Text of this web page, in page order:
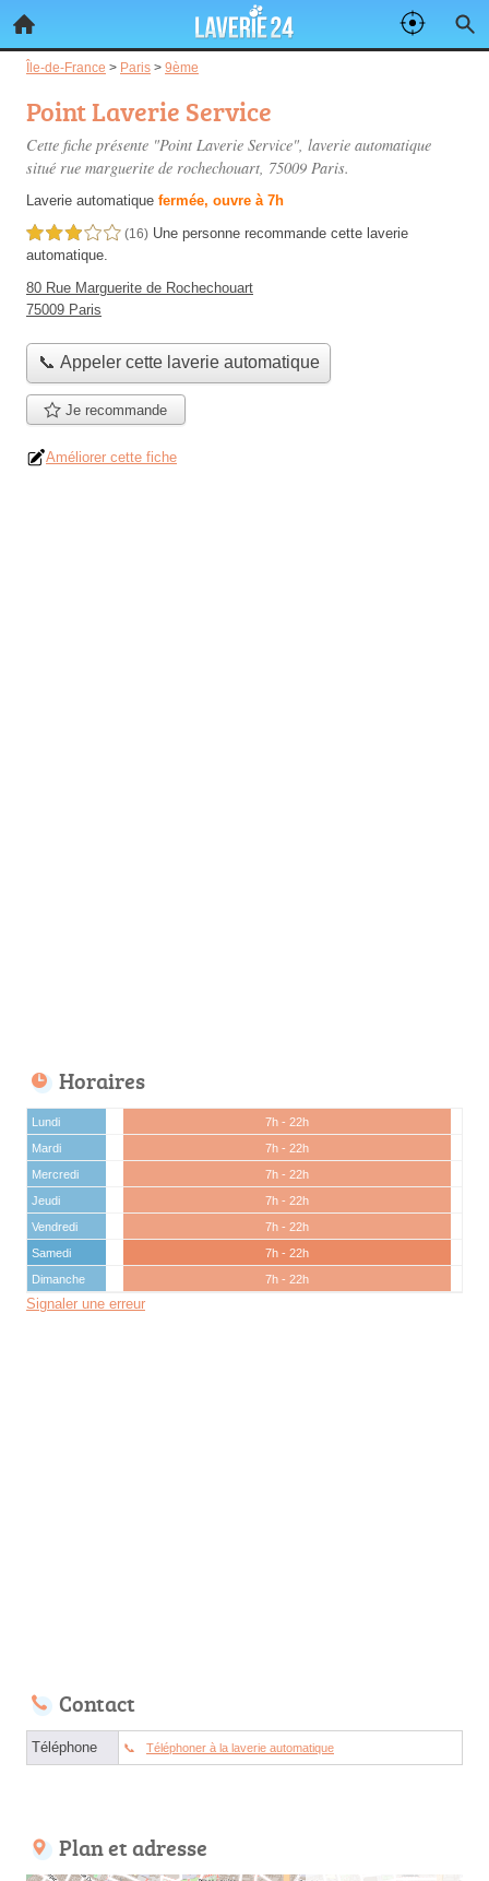
Île-de-France > Paris > 9ème
Point Laverie Service
Cette fiche présente "Point Laverie Service", laverie automatique
situé rue marguerite de rochechouart, 75009 Paris.
Laverie automatique fermée, ouvre à 7h
3,0 étoiles sur 5 (16) Une personne recommande cette laverie
automatique.
80 Rue Marguerite de Rochechouart
75009 Paris
📞 Appeler cette laverie automatique
Je recommande
Améliorer cette fiche
Horaires
Lundi
7h - 22h
Mardi
7h - 22h
Mercredi
7h - 22h
Jeudi
7h - 22h
Vendredi
7h - 22h
Samedi
7h - 22h
Dimanche
7h - 22h
Signaler une erreur
Contact
Téléphone Téléphoner à la laverie automatique
Plan et adresse